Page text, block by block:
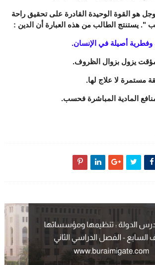
وجل هو القوة الوحيدة القادرة على تحقيق راحة
". يستنتج الطالب من هذه العبارة أن الدين :
أصيلة في الإنسان.
يزول بزوال الظروف.
لا علاج لها.
المادية المباشرة فحسب.